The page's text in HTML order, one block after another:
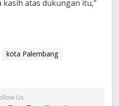
atas dukungan itu,”
kota Palembang
Us